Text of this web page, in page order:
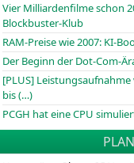
Vier Milliardenfilme schon
Blockbuster-Klub
RAM-Preise wie 2007: KI-
Der Beginn der Dot-Com-
[PLUS]
bis (…)
PCGH hat eine CPU